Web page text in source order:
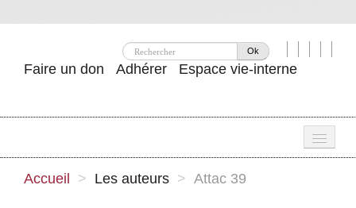
Ok
Faire un don Adhérer Espace vie-interne
Accueil > Les auteurs > Attac 39